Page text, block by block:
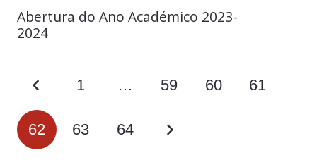
Abertura do Ano Académico 2023-
2024
1 … 59 60 61
62 63 64